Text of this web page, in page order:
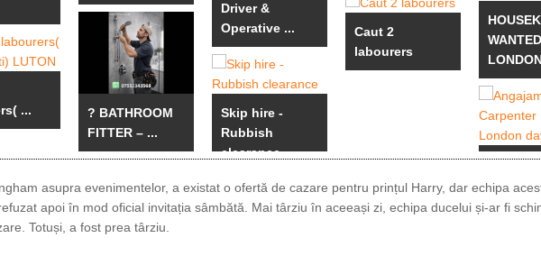
...
? BATHROOM
FITTER – ...
Driver &
Operative ...
Skip hire -
Rubbish
clearance
Caut 2
labourers
Angajam
Central
asupra evenimentelor, a existat o ofertă de cazare pentru prințul Harry, dar echipa
apoi în mod oficial invitația sâmbătă. Mai târziu în aceeași zi, echipa ducelui și-ar fi
Totuși, a fost prea târziu.